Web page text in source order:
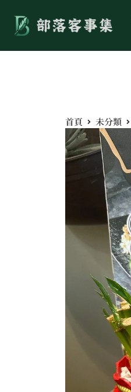
首頁 未分類